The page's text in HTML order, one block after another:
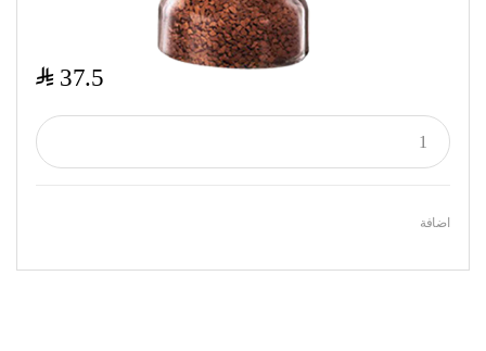
37.5
$
اضافة